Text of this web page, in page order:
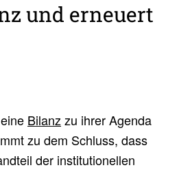
und erneuert
Bilanz zu ihrer Agenda
zu dem Schluss, dass
der institutionellen